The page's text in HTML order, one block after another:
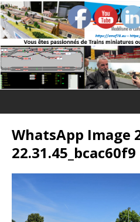
WhatsApp Image
22.31.45_bcac60f9